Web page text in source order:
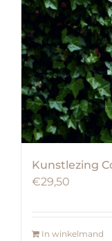
Kunstlezing
€29,50
In winkelmand